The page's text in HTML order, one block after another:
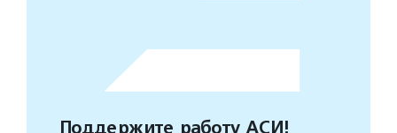
Поддержите работу АСИ!